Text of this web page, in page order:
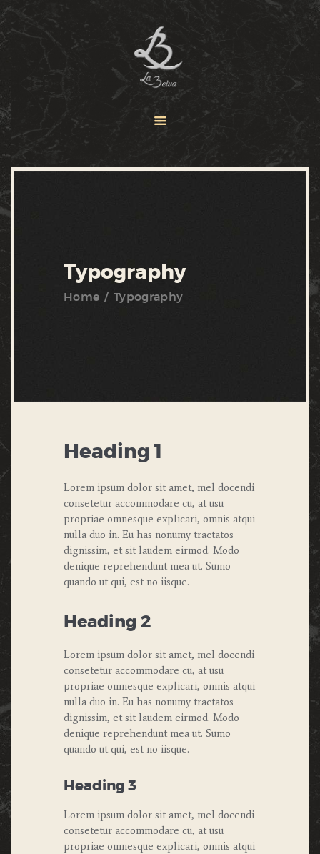
Typography
Home Typography
ACCUEIL
Heading 1
Lorem ipsum dolor sit amet, mel docendi
consetetur accommodare cu, at usu
propriae omnesque explicari, omnis atqui
nulla duo in. Eu has nonumy tractatos
dignissim, et sit laudem eirmod. Modo
denique reprehendunt mea ut. Sumo
quando ut qui, est no iisque.
Heading 2
Lorem ipsum dolor sit amet, mel docendi
consetetur accommodare cu, at usu
propriae omnesque explicari, omnis atqui
nulla duo in. Eu has nonumy tractatos
dignissim, et sit laudem eirmod. Modo
denique reprehendunt mea ut. Sumo
quando ut qui, est no iisque.
Heading 3
Lorem ipsum dolor sit amet, mel docendi
consetetur accommodare cu, at usu
propriae omnesque explicari, omnis atqui